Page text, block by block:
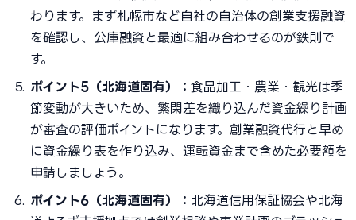
わります。まず札幌市など自社の自治体の創業支援融資
を確認し、公庫融資と最適に組み合わせるのが鉄則で
す。
ポイント5（北海道固有）： 食品加工・農業・観光は季
節変動が大きいため、繁閑差を織り込んだ資金繰り計画
が審査の評価ポイントになります。創業融資代行と早め
に資金繰り表を作り込み、運転資金まで含めた必要額を
申請しましょう。
ポイント6（北海道固有）： 北海道信用保証協会や北海